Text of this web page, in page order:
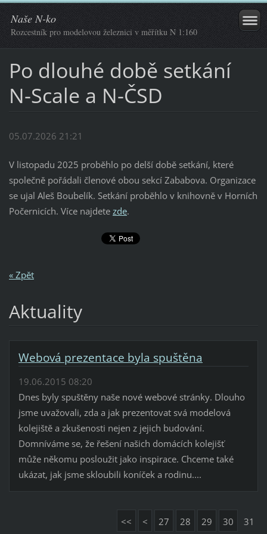
Naše N-ko
Rozcestník pro modelovou železnici v měřítku N 1:160
Po dlouhé době setkání
N-Scale a N-ČSD
05.07.2026 21:21
V listopadu 2025 proběhlo po delší době setkání, které
společně pořádali členové obou sekcí Zababova. Organizace
se ujal Aleš Boubelík. Setkání proběhlo v knihovně v Horních
Počernicích. Více najdete zde.
« Zpět
Aktuality
Webová prezentace byla spuštěna
19.06.2015 08:20
Dnes byly spuštěny naše nové webové stránky. Dlouho
jsme uvažovali, zda a jak prezentovat svá modelová
kolejiště a zkušenosti nejen z jejich budování.
Domníváme se, že řešení našich domácích kolejišť
může někomu posloužit jako inspirace. Chceme také
ukázat, jak jsme skloubili koníček a rodinu....
<< < 27 28 29 30 31